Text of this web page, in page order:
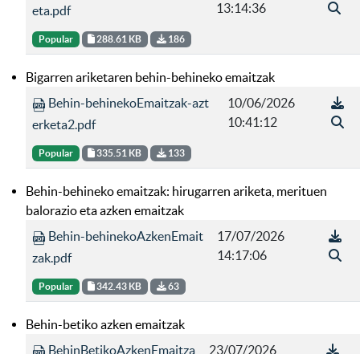
eta.pdf
Popular 288.61 KB 186
13:14:36
Bigarren ariketaren behin-behineko emaitzak
Behin-behinekoEmaitzak-azt
erketa2.pdf
Popular 335.51 KB 133
10/06/2026
10:41:12
Behin-behineko emaitzak: hirugarren ariketa, merituen
balorazio eta azken emaitzak
Behin-behinekoAzkenEmait
zak.pdf
Popular 342.43 KB 63
17/07/2026
14:17:06
Behin-betiko azken emaitzak
BehinBetikoAzkenEmaitza
23/07/2026